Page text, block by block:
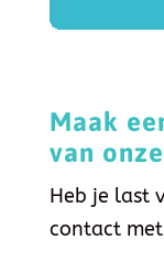
Maak
van
Heb je last
contact